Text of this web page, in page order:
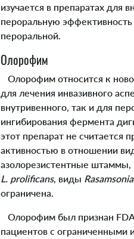
изучается в препаратах для
пероральную эффективность
пероральной.
Олорофим
Олорофим относится к
для лечения инвазивного
внутривенного, так и для
ингибирования фермента
этот препарат не считается
активностью в отношении
азолорезистентные штаммы,
L. prolificans, виды Rasamsonia
ограничена.
Олорофим был признан
пациентов с ограниченными